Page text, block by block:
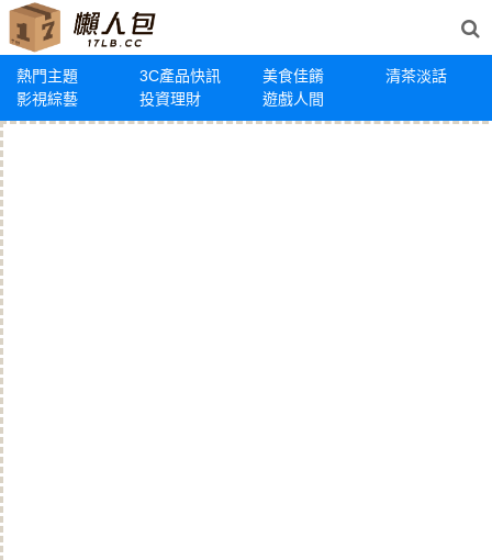
熱門主題 3C產品快訊 美食佳餚
清茶淡話
影視綜藝
投資理財 遊戲人間